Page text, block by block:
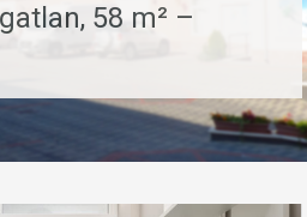
58 m² –